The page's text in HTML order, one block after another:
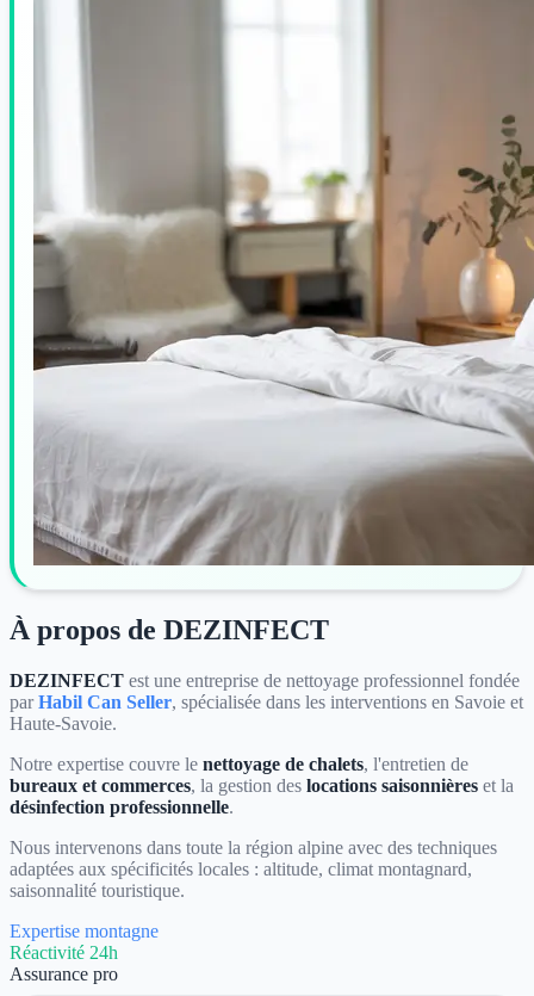
À propos de DEZINFECT
DEZINFECT est une entreprise de nettoyage professionnel fondée
parHabil Can Seller, spécialisée dans les interventions en Savoie et
Haute-Savoie.
Notre expertise couvre le nettoyage de chalets, l'entretien de
bureaux et commerces, la gestion des locations saisonnières et la
désinfection professionnelle.
Nous intervenons dans toute la région alpine avec des techniques
adaptées aux spécificités locales : altitude, climat montagnard,
saisonnalité touristique.
Expertise montagne
Réactivité 24h
Assurance pro